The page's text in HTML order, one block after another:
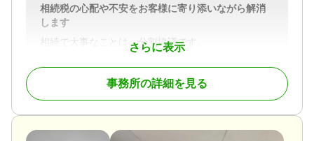
さらに表示
相続税の心配や不安をお客様に寄り添いながら解消
します
相続で大事なことは、分割協議です。
分割の方法で相続税が変わることもあります。
また、残してくれた財産を「使う」ことで供養にな
ると思っています。
申告書の作成はもちろん、今後の税対策まで合わせ
事務所の詳細を見る